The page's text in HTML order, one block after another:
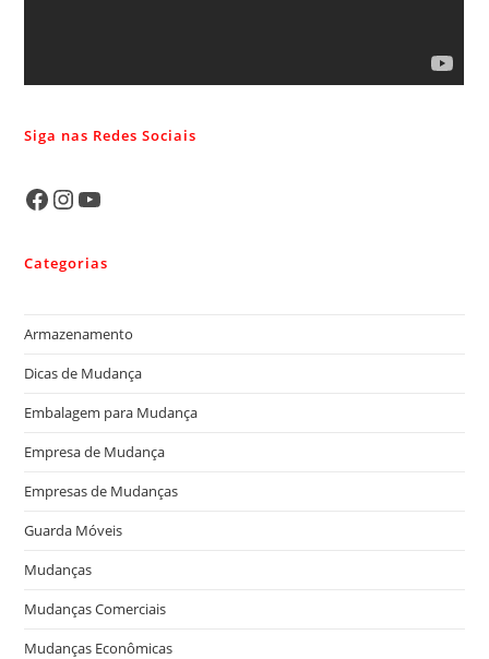
Siga nas Redes Sociais
Categorias
Armazenamento
Dicas de Mudança
Embalagem para Mudança
Empresa de Mudança
Empresas de Mudanças
Guarda Móveis
Mudanças
Mudanças Comerciais
Mudanças Econômicas